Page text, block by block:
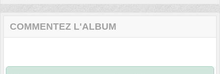
COMMENTEZ L'ALBUM